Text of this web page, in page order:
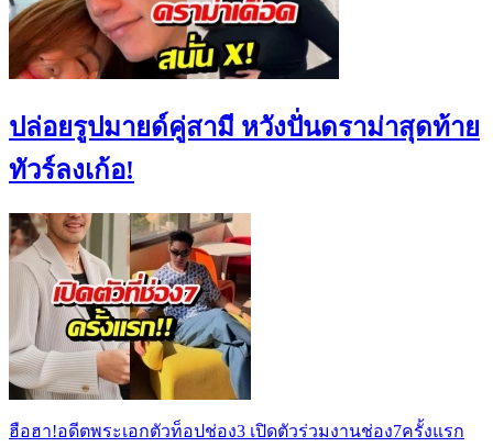
ปล่อยรูปมายด์คู่สามี หวังปั่นดราม่าสุดท้าย
ทัวร์ลงเก้อ!
ฮือฮา!อดีตพระเอกตัวท็อปช่อง3 เปิดตัวร่วมงานช่อง7ครั้งแรก